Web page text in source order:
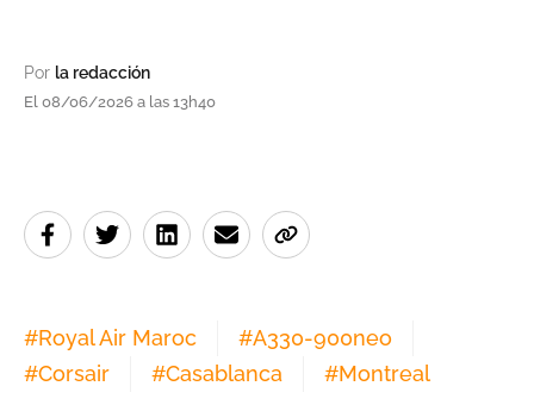
Por la redacción
El 08/06/2026 a las 13h40
#Royal Air Maroc #A330-900neo
#Corsair #Casablanca #Montreal